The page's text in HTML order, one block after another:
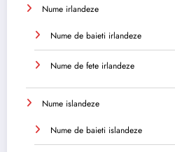
Nume irlandeze
Nume de baieti irlandeze
Nume de fete irlandeze
Nume islandeze
Nume de baieti islandeze